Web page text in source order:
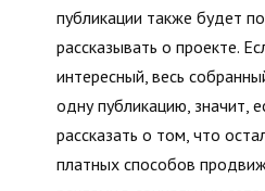
публикации также будет
рассказывать о проекте.
интересный, весь
одну публикацию, значит,
рассказать о том, что
платных способов